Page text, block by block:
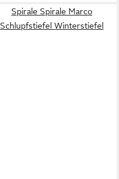
Spirale Spirale Marco
Schlupfstiefel Winterstiefel